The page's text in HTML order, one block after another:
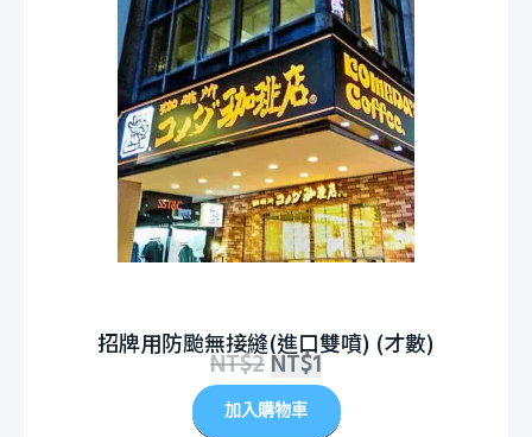
招牌用防颱無接縫(進口雙噴) (才數)
NT$2NT$1
加入購物車